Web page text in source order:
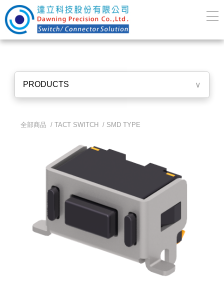
PRODUCTS ∨
全部商品 /TACT SWITCH / SMD TYPE